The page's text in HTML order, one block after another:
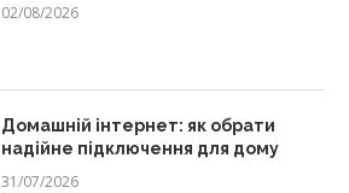
02/08/2026
Домашній інтернет: як обрати
надійне підключення для дому
31/07/2026